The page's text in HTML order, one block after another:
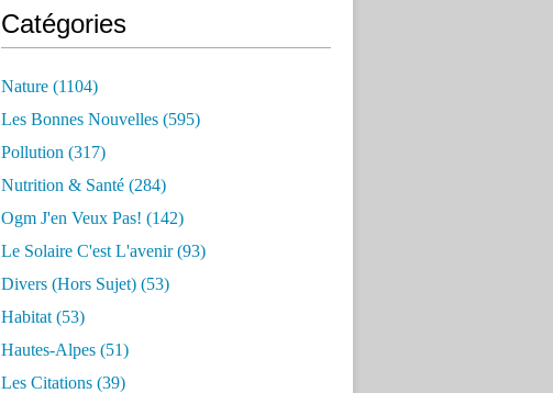
Catégories
Nature (1104)
Les Bonnes Nouvelles (595)
Pollution (317)
Nutrition & Santé (284)
Ogm J'en Veux Pas! (142)
Le Solaire C'est L'avenir(93)
Divers (hors Sujet) (53)
Habitat (53)
Hautes-Alpes (51)
Les Citations (39)